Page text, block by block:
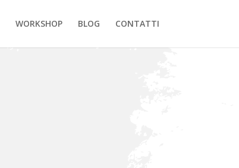
WORKSHOP BLOG CONTATTI